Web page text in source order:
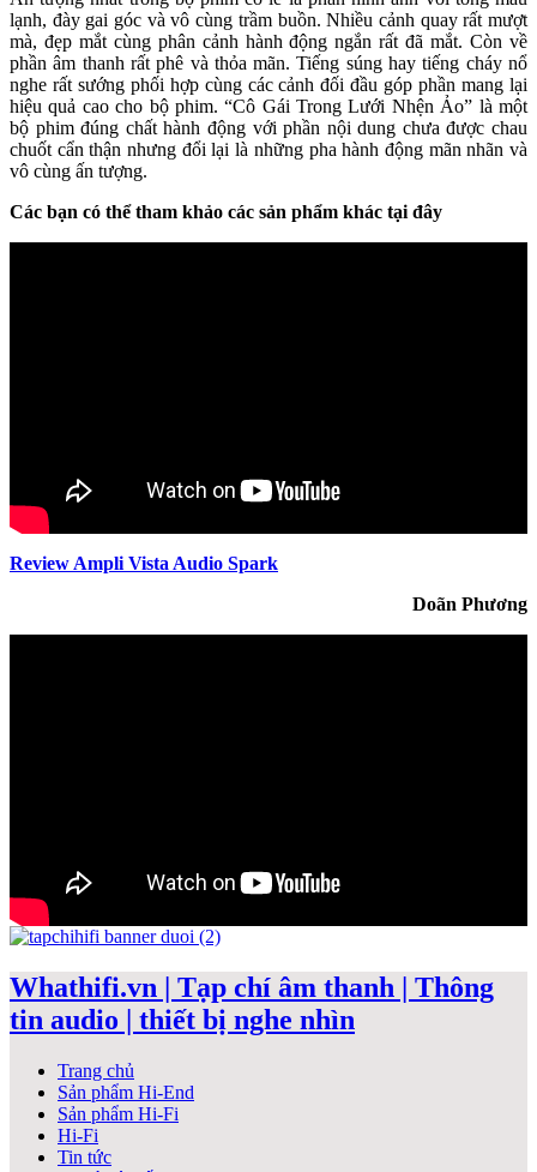
lạnh, đày gai góc và vô cùng trầm buồn. Nhiều cảnh quay rất mượt
mà, đẹp mắt cùng phân cảnh hành động ngắn rất đã mắt. Còn về
phần âm thanh rất phê và thỏa mãn. Tiếng súng hay tiếng cháy nổ
nghe rất sướng phối hợp cùng các cảnh đối đầu góp phần mang lại
hiệu quả cao cho bộ phim. “Cô Gái Trong Lưới Nhện Ảo” là một
bộ phim đúng chất hành động với phần nội dung chưa được chau
chuốt cẩn thận nhưng đổi lại là những pha hành động mãn nhãn và
vô cùng ấn tượng.
Các bạn có thể tham khảo các sản phẩm khác tại đây
Review Ampli Vista Audio Spark
Doãn Phương
Whathifi.vn | Tạp chí âm thanh | Thông
tin audio | thiết bị nghe nhìn
Trang chủ
Sản phẩm Hi-End
Sản phẩm Hi-Fi
Hi-Fi
Tin tức